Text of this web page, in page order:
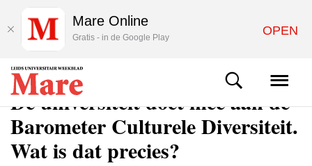
NIEUWS
De universiteit doet mee aan de
Barometer Culturele Diversiteit.
Wat is dat precies?
Mare Online
Gratis - in de Google Play OPEN